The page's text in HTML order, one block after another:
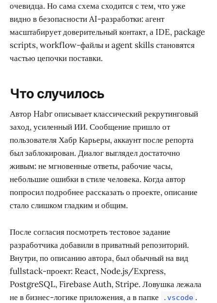
очевидца. Но сама схема сходится с тем, что уже
видно в безопасности AI-разработки: агент
масштабирует доверительный контакт, а IDE, package
scripts, workflow-файлы и agent skills становятся
частью цепочки поставки.
Что случилось
Автор Habr описывает классический рекрутинговый
заход, усиленный ИИ. Сообщение пришло от
пользователя Хабр Карьеры, аккаунт после репорта
был заблокирован. Диалог выглядел достаточно
живым: не мгновенные ответы, рабочие часы,
небольшие ошибки в стиле человека. Когда автор
попросил подробнее рассказать о проекте, описание
стало слишком гладким и общим.
После согласия посмотреть тестовое задание
разработчика добавили в приватный репозиторий.
Внутри, по описанию автора, был обычный на вид
fullstack-проект: React, Node.js/Express,
PostgreSQL, Firebase Auth, Stripe. Ловушка лежала
не в бизнес-логике приложения, а в папке
.vscode .